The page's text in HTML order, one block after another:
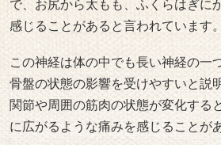
に広がるような痛みを感じることが
また、長時間座る生活や姿勢の崩れ
があると言われています。体のバラ
の通り道に負担がかかり、夜に足の
合もあると考えられています。